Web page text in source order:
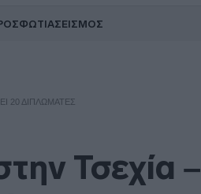
ΦΩΤΙΑΣΕΙΣΜΟΣ
20 ΔΙΠΛΩΜΆΤΕΣ
Τσεχία –